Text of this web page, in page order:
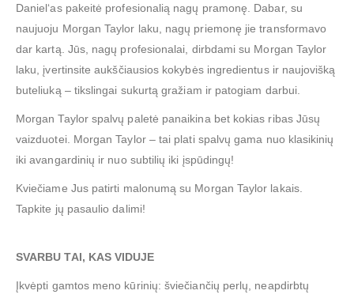
Daniel‘as pakeitė profesionalią nagų pramonę. Dabar, su
naujuoju Morgan Taylor laku, nagų priemonę jie transformavo
dar kartą. Jūs, nagų profesionalai, dirbdami su Morgan Taylor
laku, įvertinsite aukščiausios kokybės ingredientus ir naujovišką
buteliuką – tikslingai sukurtą gražiam ir patogiam darbui.
Morgan Taylor spalvų paletė panaikina bet kokias ribas Jūsų
vaizduotei. Morgan Taylor – tai plati spalvų gama nuo klasikinių
iki avangardinių ir nuo subtilių iki įspūdingų!
Kviečiame Jus patirti malonumą su Morgan Taylor lakais.
Tapkite jų pasaulio dalimi!
SVARBU TAI, KAS VIDUJE
Įkvėpti gamtos meno kūrinių: šviečiančių perlų, neapdirbtų